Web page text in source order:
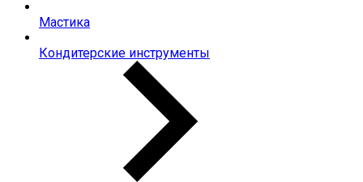
Мастика
Кондитерские инструменты